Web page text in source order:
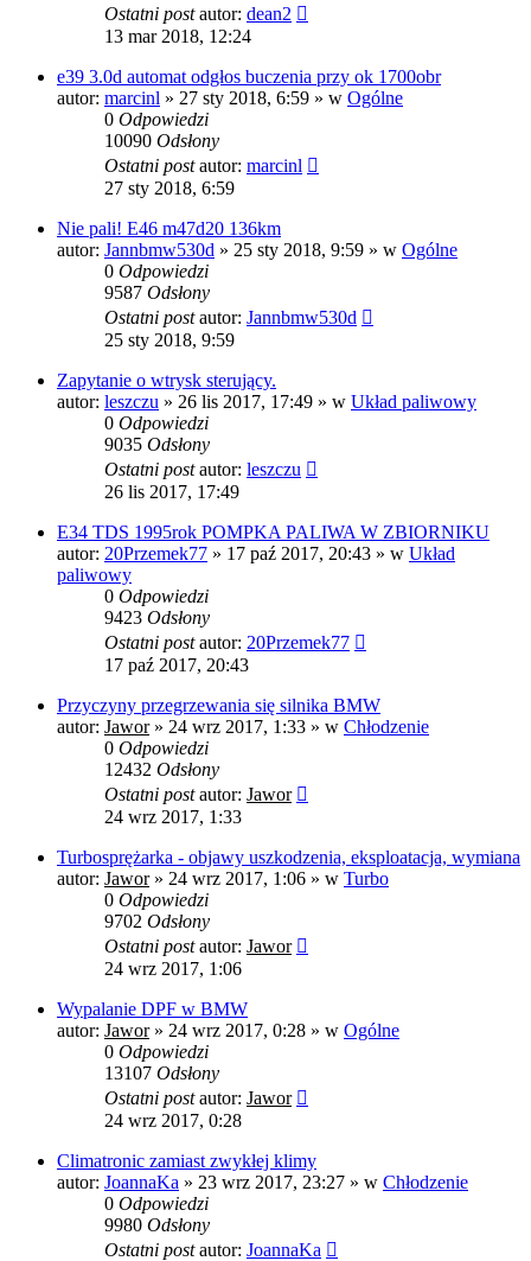
Ostatni postautor: dean2
13 mar 2018, 12:24
e39 3.0d automat odgłos buczenia przy ok 1700obr
autor: marcinl » 27 sty 2018, 6:59 » w Ogólne
0 Odpowiedzi
10090 Odsłony
Ostatni postautor: marcinl
27 sty 2018, 6:59
Nie pali! E46 m47d20 136km
autor: Jannbmw530d » 25 sty 2018, 9:59 » w Ogólne
0 Odpowiedzi
9587 Odsłony
Ostatni postautor: Jannbmw530d
25 sty 2018, 9:59
Zapytanie o wtrysk sterujący.
autor: leszczu » 26 lis 2017, 17:49 » w Układ paliwowy
0 Odpowiedzi
9035 Odsłony
Ostatni postautor: leszczu
26 lis 2017, 17:49
E34 TDS 1995rok POMPKA PALIWA W ZBIORNIKU
autor: 20Przemek77 » 17 paź 2017, 20:43 » w Układ
paliwowy
0 Odpowiedzi
9423 Odsłony
Ostatni postautor: 20Przemek77
17 paź 2017, 20:43
Przyczyny przegrzewania się silnika BMW
autor: Jawor» 24 wrz 2017, 1:33 » w Chłodzenie
0 Odpowiedzi
12432 Odsłony
Ostatni postautor: Jawor
24 wrz 2017, 1:33
Turbosprężarka - objawy uszkodzenia, eksploatacja, wymiana
autor: Jawor» 24 wrz 2017, 1:06 » w Turbo
0 Odpowiedzi
9702 Odsłony
Ostatni postautor: Jawor
24 wrz 2017, 1:06
Wypalanie DPF w BMW
autor: Jawor» 24 wrz 2017, 0:28 » w Ogólne
0 Odpowiedzi
13107 Odsłony
Ostatni postautor: Jawor
24 wrz 2017, 0:28
Climatronic zamiast zwykłej klimy
autor: JoannaKa » 23 wrz 2017, 23:27 » w Chłodzenie
0 Odpowiedzi
9980 Odsłony
Ostatni postautor: JoannaKa